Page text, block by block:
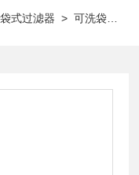
式过滤器 >可洗袋式过滤器